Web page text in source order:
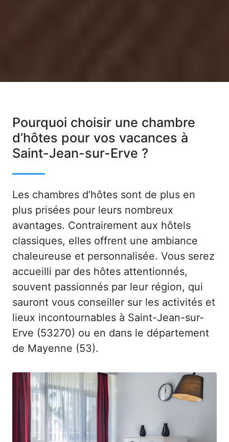
Pourquoi choisir une chambre
d’hôtes pour vos vacances à
Saint-Jean-sur-Erve ?
Les chambres d’hôtes sont de plus en
plus prisées pour leurs nombreux
avantages. Contrairement aux hôtels
classiques, elles offrent une ambiance
chaleureuse et personnalisée. Vous serez
accueilli par des hôtes attentionnés,
souvent passionnés par leur région, qui
sauront vous conseiller sur les activités et
lieux incontournables à Saint-Jean-sur-
Erve (53270) ou en dans le département
de Mayenne (53).